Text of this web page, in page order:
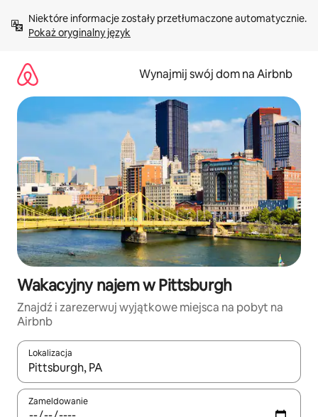
treści Pokaż oryginalny język
Wynajmij swój dom na Airbnb
Wakacyjny najem w Pittsburgh
Znajdź i zarezerwuj wyjątkowe miejsca na pobyt na
Airbnb
Lokalizacja
Gdy wyniki będą dostępne, możesz poruszać się po nich za
Zameldowanie